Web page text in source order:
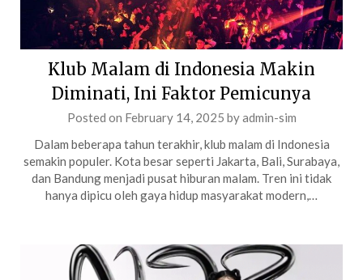
Klub Malam di Indonesia Makin
Diminati, Ini Faktor Pemicunya
Posted on February 14, 2025 byadmin-sim
Dalam beberapa tahun terakhir, klub malam di Indonesia
semakin populer. Kota besar seperti Jakarta, Bali, Surabaya,
dan Bandung menjadi pusat hiburan malam. Tren ini tidak
hanya dipicu oleh gaya hidup masyarakat modern,…